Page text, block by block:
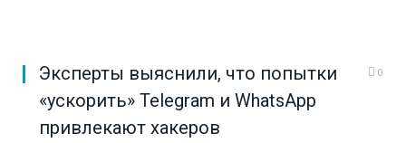
Эксперты выяснили, что попытки
«ускорить» Telegram и WhatsApp
привлекают хакеров
0